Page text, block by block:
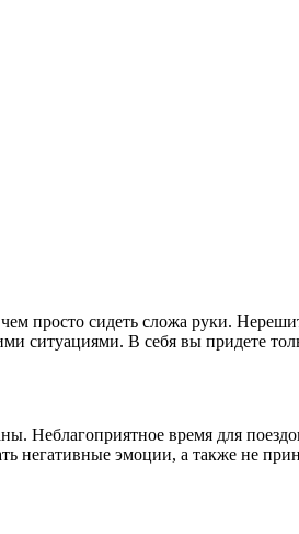
просто сидеть сложа руки.
ситуациями. В себя вы придете
Неблагоприятное время для
негативные эмоции, а также не